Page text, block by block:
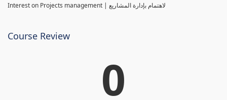
Interest on Projects management | لاهتمام بإدارة المشاريع
Course Review
0